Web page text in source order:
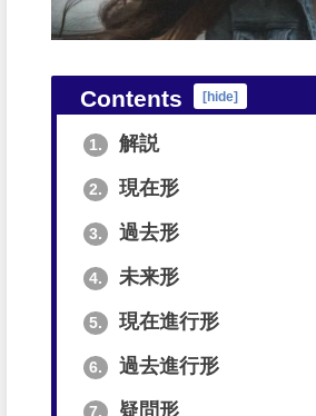
Contents [hide]
1. 解説
2. 現在形
3. 過去形
4. 未来形
5. 現在進行形
6. 過去進行形
7. 疑問形